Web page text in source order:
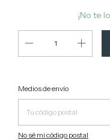
¡No te
Entregas para el CP:
Medios de envío
No sé mi código postal